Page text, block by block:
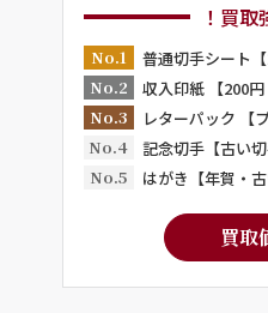
！買取
No.1
普通切手シート【
No.2
収入印紙 【200円
No.3
レターパック 【
No.4
記念切手【古い
No.5
はがき【年賀・
買取